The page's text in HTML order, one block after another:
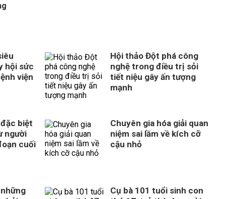
hội sức
viện
Hội thảo Đột phá công
nghệ trong điều trị sỏi
tiết niệu gây ấn tượng
mạnh
biệt
người
cuối
Chuyên gia hóa giải quan
niệm sai lầm về kích cỡ
cậu nhỏ
Cụ bà 101 tuổi sinh con